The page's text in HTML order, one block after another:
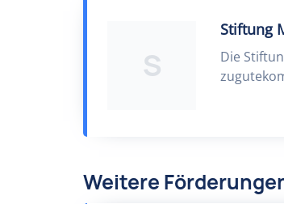
S
Stiftung
Die
Weitere